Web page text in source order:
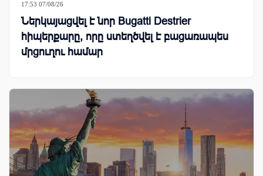
17:53 07/08/26
Ներկայացվել է նոր Bugatti Destrier
հիպերքարը, որը ստեղծվել է բացառապես
մրցուղու համար